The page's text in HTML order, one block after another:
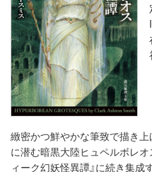
緻密かつ鮮やかな筆致で描き
に潜む暗黒大陸ヒュペルボレオ
ィーク幻妖怪異譚』に続き集成